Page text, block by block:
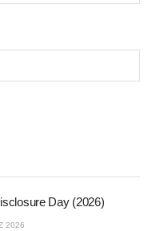
Day (2026)
2026